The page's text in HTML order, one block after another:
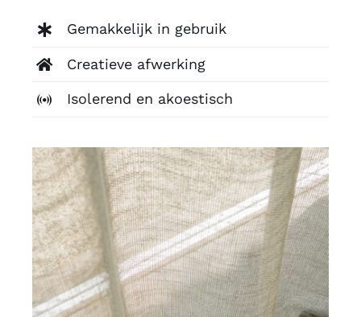
Gemakkelijk in gebruik
Creatieve afwerking
Isolerend en akoestisch